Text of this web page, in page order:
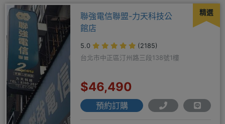
精選
聯強電信聯盟-力天科技公
館店
5.0
(2185)
台北市中正區汀州路三段138號1樓
$46,490
預約訂購